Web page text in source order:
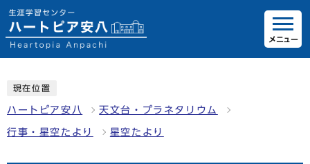
メニュー
現在位置
ハートピア安八 天文台・プラネタリウム
行事・星空たより 星空たより